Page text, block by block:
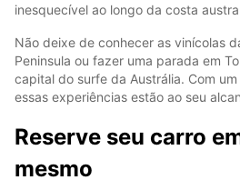
inesquecível ao longo da costa
Não deixe de conhecer as vinícolas
Peninsula ou fazer uma parada em
capital do surfe da Austrália. Com
essas experiências estão ao seu
Reserve seu carro
mesmo